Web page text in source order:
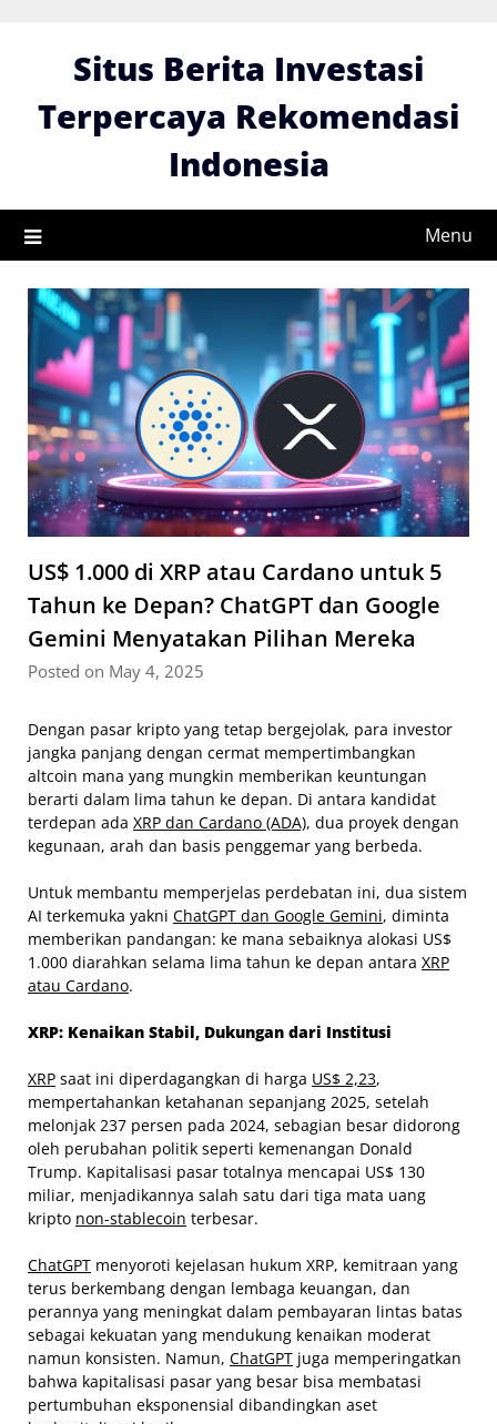
Situs Berita Investasi
Terpercaya Rekomendasi
Indonesia
Menu
US$ 1.000 di XRP atau Cardano untuk 5
Tahun ke Depan? ChatGPT dan Google
Gemini Menyatakan Pilihan Mereka
Posted on May 4, 2025
Dengan pasar kripto yang tetap bergejolak, para investor
jangka panjang dengan cermat mempertimbangkan
altcoin mana yang mungkin memberikan keuntungan
berarti dalam lima tahun ke depan. Di antara kandidat
terdepan ada XRP dan Cardano (ADA), dua proyek dengan
kegunaan, arah dan basis penggemar yang berbeda.
Untuk membantu memperjelas perdebatan ini, dua sistem
AI terkemuka yakni ChatGPT dan Google Gemini, diminta
memberikan pandangan: ke mana sebaiknya alokasi US$
1.000 diarahkan selama lima tahun ke depan antara XRP
atau Cardano.
XRP: Kenaikan Stabil, Dukungan dari Institusi
XRP saat ini diperdagangkan di harga US$ 2,23,
mempertahankan ketahanan sepanjang 2025, setelah
melonjak 237 persen pada 2024, sebagian besar didorong
oleh perubahan politik seperti kemenangan Donald
Trump. Kapitalisasi pasar totalnya mencapai US$ 130
miliar, menjadikannya salah satu dari tiga mata uang
kripto non-stablecoin terbesar.
ChatGPT menyoroti kejelasan hukum XRP, kemitraan yang
terus berkembang dengan lembaga keuangan, dan
perannya yang meningkat dalam pembayaran lintas batas
sebagai kekuatan yang mendukung kenaikan moderat
namun konsisten. Namun, ChatGPT juga memperingatkan
bahwa kapitalisasi pasar yang besar bisa membatasi
pertumbuhan eksponensial dibandingkan aset